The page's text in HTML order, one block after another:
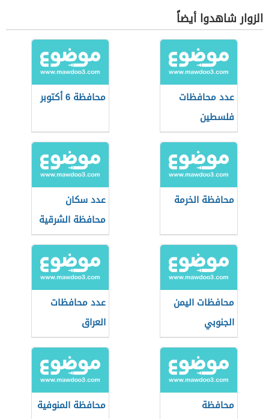
الزوار شاهدوا أيضاً
عدد محافظات
فلسطين
محافظة 6 أكتوبر
محافظة الخرمة
عدد سكان
محافظة الشرقية
محافظات اليمن
الجنوبي
عدد محافظات
العراق
محافظة
محافظة المنوفية